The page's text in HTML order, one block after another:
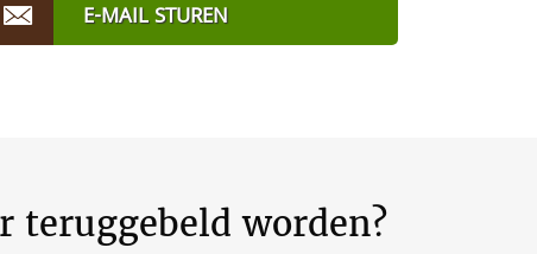
E-MAIL STUREN
teruggebeld worden?